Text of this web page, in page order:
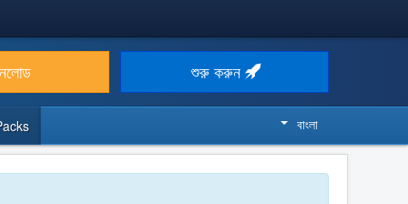
শুরু করুন
বাংলা